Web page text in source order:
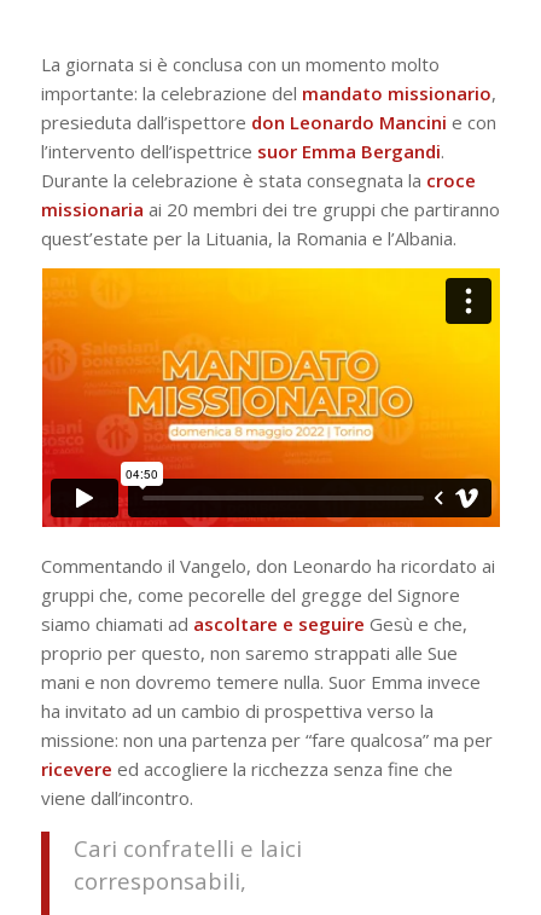
La giornata si è conclusa con un momento molto
importante: la celebrazione del mandato missionario,
presieduta dall’ispettore don Leonardo Mancini e con
l’intervento dell’ispettrice suor Emma Bergandi.
Durante la celebrazione è stata consegnata la croce
missionaria ai 20 membri dei tre gruppi che partiranno
quest’estate per la Lituania, la Romania e l’Albania.
Commentando il Vangelo, don Leonardo ha ricordato ai
gruppi che, come pecorelle del gregge del Signore
siamo chiamati ad ascoltare e seguire Gesù e che,
proprio per questo, non saremo strappati alle Sue
mani e non dovremo temere nulla. Suor Emma invece
ha invitato ad un cambio di prospettiva verso la
missione: non una partenza per “fare qualcosa” ma per
ricevere ed accogliere la ricchezza senza fine che
viene dall’incontro.
Cari confratelli e laici
corresponsabili,